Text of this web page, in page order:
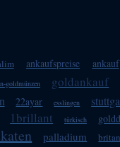
ankaufspreise ankauf
goldmünzen goldankauf
22ayar esslingen
1brillant türkisch
palladium